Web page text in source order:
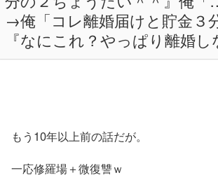
→俺「コレ離婚届けと貯金３
『なにこれ？やっぱり離婚し
もう10年以上前の話だが。
一応修羅場＋微復讐ｗ